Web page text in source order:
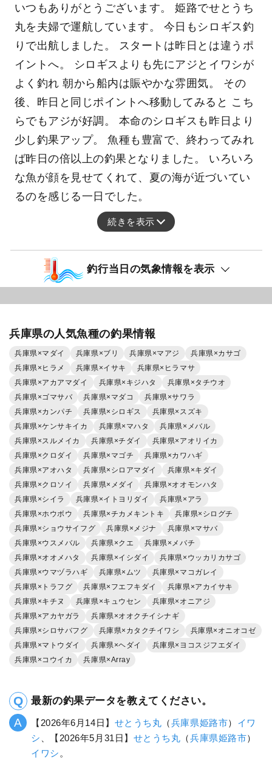
いつもありがとうございます。 姫路でせとうち
丸を夫婦で運航しています。 今日もシロギス釣
りで出航しました。 スタートは昨日とは違うポ
イントへ。 シロギスよりも先にアジとイワシが
よく釣れ 朝から船内は賑やかな雰囲気。 その
後、昨日と同じポイントへ移動してみると こち
らでもアジが好調。 本命のシロギスも昨日より
少し釣果アップ。 魚種も豊富で、終わってみれ
ば昨日の倍以上の釣果となりました。 いろいろ
な魚が顔を見せてくれて、夏の海が近づいてい
るのを感じる一日でした。
続きを表示
釣行当日の気象情報を表示
兵庫県の人気魚種の釣果情報
兵庫県×マダイ 兵庫県×ブリ 兵庫県×マアジ
兵庫県×カサゴ
兵庫県×ヒラメ
兵庫県×イサキ
兵庫県×ヒラマサ
兵庫県×アカアマダイ
兵庫県×キジハタ
兵庫県×タチウオ
兵庫県×ゴマサバ
兵庫県×マダコ
兵庫県×サワラ
兵庫県×カンパチ
兵庫県×シロギス
兵庫県×スズキ
兵庫県×ケンサキイカ
兵庫県×マハタ
兵庫県×メバル
兵庫県×スルメイカ
兵庫県×チダイ
兵庫県×アオリイカ
兵庫県×クロダイ
兵庫県×マゴチ
兵庫県×カワハギ
兵庫県×アオハタ
兵庫県×シロアマダイ
兵庫県×キダイ
兵庫県×クロソイ
兵庫県×メダイ
兵庫県×オオモンハタ
兵庫県×シイラ
兵庫県×イトヨリダイ
兵庫県×アラ
兵庫県×ホウボウ
兵庫県×チカメキントキ
兵庫県×シログチ
兵庫県×ショウサイフグ
兵庫県×メジナ
兵庫県×マサバ
兵庫県×ウスメバル
兵庫県×クエ
兵庫県×メバチ
兵庫県×オオメハタ
兵庫県×イシダイ
兵庫県×ウッカリカサゴ
兵庫県×ウマヅラハギ
兵庫県×ムツ
兵庫県×マコガレイ
兵庫県×トラフグ
兵庫県×フエフキダイ
兵庫県×アカイサキ
兵庫県×キチヌ
兵庫県×キュウセン
兵庫県×オニアジ
兵庫県×アカヤガラ
兵庫県×オオクチイシナギ
兵庫県×シロサバフグ
兵庫県×カタクチイワシ
兵庫県×オニオコゼ
兵庫県×マトウダイ
兵庫県×ヘダイ
兵庫県×ヨコスジフエダイ
兵庫県×コウイカ
兵庫県×Array
最新の釣果データを教えてください。
【2026年6月14日】 せとうち丸 （兵庫県姫路市） イワ
シ 、【2026年5月31日】 せとうち丸 （兵庫県姫路市）
イワシ 。